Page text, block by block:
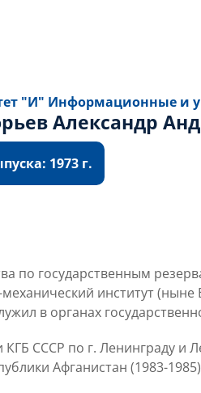
"И" Информационные и
Александр
1973 г.
по государственным
институт
в органах
СССР по г. Ленинграду и
Афганистан (1983-